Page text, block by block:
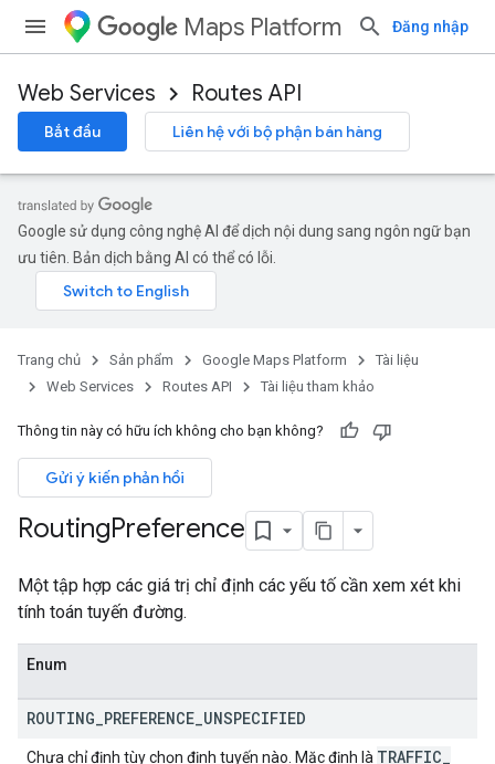
Maps Platform Đăng nhập
Web Services Routes API
Bắt đầu Liên hệ với bộ phận bán hàng
Google sử dụng công nghệ AI để dịch nội dung sang ngôn ngữ bạn
ưu tiên. Bản dịch bằng AI có thể có lỗi.
Trang chủ Sản phẩm Google Maps Platform
Tài liệu
Web Services
Routes API Tài liệu tham khảo
Thông tin này có hữu ích không cho bạn không?
Gửi ý kiến phản hồi
RoutingPreference
Một tập hợp các giá trị chỉ định các yếu tố cần xem xét khi
tính toán tuyến đường.
Enum
ROUTING PREFERENCE UNSPECIFIED
Chưa chỉ định tùy chọn định tuyến nào. Mặc định là TRAFFIC